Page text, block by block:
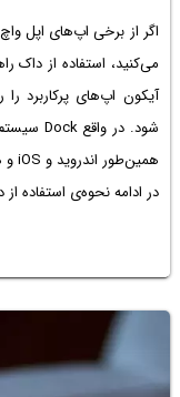
اگر از برخی اپ‌های اپل
می‌کنید، استفاده از داک
آیکون اپ‌های پرکاربرد
همین‌طور اندروید و iOS و همین‌طور تسک‌بار ویندوز عمل می‌کند.
در ادامه نحوه‌ی استفاده